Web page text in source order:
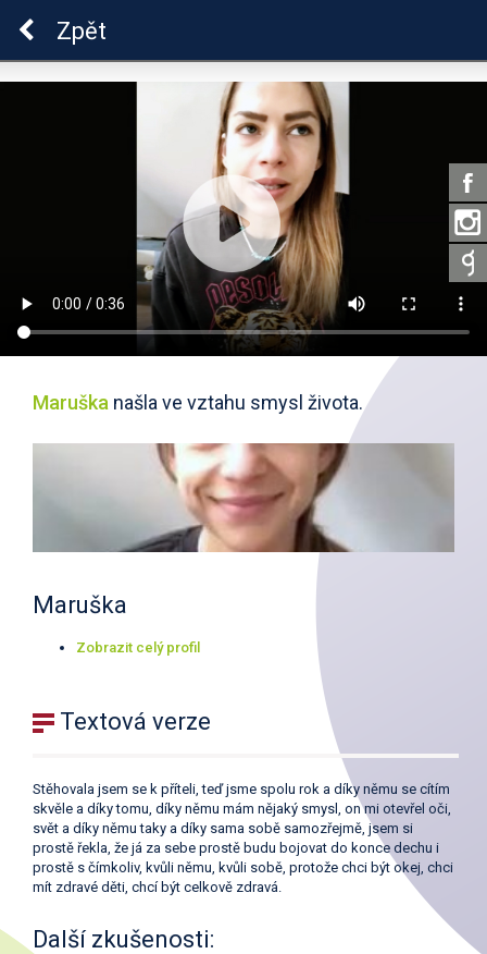
Zpět
Maruška našla ve vztahu smysl života.
Maruška
Zobrazit celý profil
Textová verze
Stěhovala jsem se k příteli, teď jsme spolu rok a díky němu se cítím
skvěle a díky tomu, díky němu mám nějaký smysl, on mi otevřel oči,
svět a díky němu taky a díky sama sobě samozřejmě, jsem si
prostě řekla, že já za sebe prostě budu bojovat do konce dechu i
prostě s čímkoliv, kvůli němu, kvůli sobě, protože chci být okej, chci
mít zdravé děti, chcí být celkově zdravá.
Další zkušenosti: